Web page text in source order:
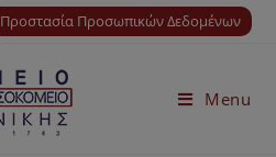
Προστασία Προσωπικών Δεδομένων
Menu